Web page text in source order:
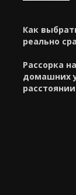
Как
реально
Рассорка
домашних